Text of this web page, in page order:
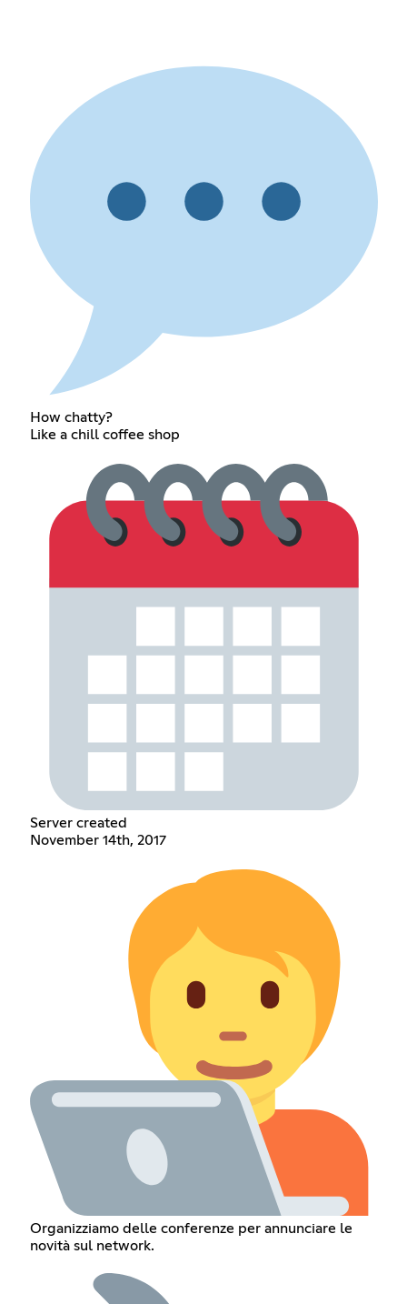
How chatty?
Like a chill coffee shop
Server created
November 14th, 2017
Organizziamo delle conferenze per annunciare le
novità sul network.